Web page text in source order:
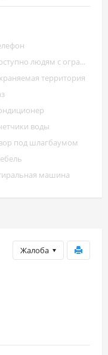
Доступно людям с ограниченными возможностями
территория
воды
под шлагбаумом
машина
Жалоба